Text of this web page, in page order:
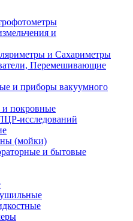
и
и Сахариметры
Перемешивающие
и приборы вакуумного
и покровные
исследований
(мойки)
и бытовые